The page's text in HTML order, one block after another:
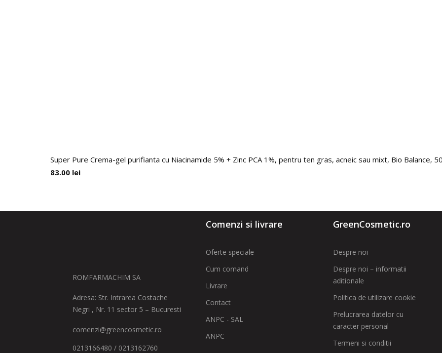
Super Pure Crema-gel purifianta cu Niacinamide 5% + Zinc PCA 1%, pentru ten gras, acneic sau mixt, Bio Balance,
83.00 lei
ROMFARMACHIM SA
Adresa: Str. Intrarea Costache
Negri , Nr. 11 sector 5 – Bucuresti
comenzi@greencosmetic.ro
0213166480 / 0213162760
Comenzi si livrare
Oferte speciale
Cum comand
Livrare
Contact
ANPC - SAL
ANPC
GreenCosmetic.ro
Despre noi
Despre noi – informatii
aditionale
Politica de utilizare cookie
Prelucrarea datelor cu
caracter personal
Termeni si conditii